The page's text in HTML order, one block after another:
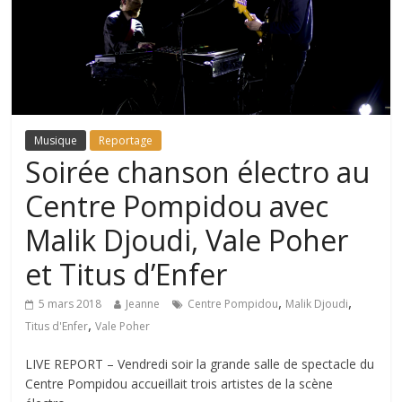
Musique Reportage
Soirée chanson électro au
Centre Pompidou avec
Malik Djoudi, Vale Poher
et Titus d’Enfer
5 mars 2018 Jeanne Centre Pompidou, Malik Djoudi,
Titus d'Enfer,Vale Poher
LIVE REPORT – Vendredi soir la grande salle de spectacle du
Centre Pompidou accueillait trois artistes de la scène